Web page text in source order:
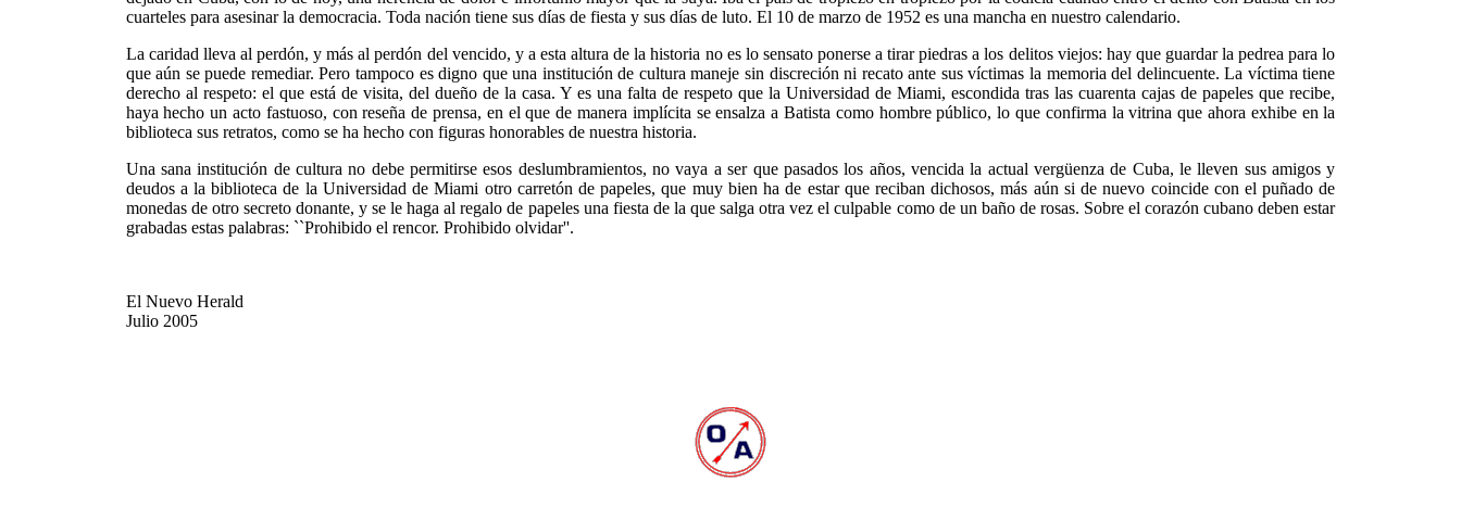
cuarteles para asesinar la democracia. Toda nación tiene sus días de fiesta y sus días de luto. El 10 de marzo de 1952 es una mancha en nuestro calendario.
La caridad lleva al perdón, y más al perdón del vencido, y a esta altura de la historia no es lo sensato ponerse a tirar piedras a los delitos viejos: hay que guardar la pedrea para lo
que aún se puede remediar. Pero tampoco es digno que una institución de cultura maneje sin discreción ni recato ante sus víctimas la memoria del delincuente. La víctima tiene
derecho al respeto: el que está de visita, del dueño de la casa. Y es una falta de respeto que la Universidad de Miami, escondida tras las cuarenta cajas de papeles que recibe,
haya hecho un acto fastuoso, con reseña de prensa, en el que de manera implícita se ensalza a Batista como hombre público, lo que confirma la vitrina que ahora exhibe en la
biblioteca sus retratos, como se ha hecho con figuras honorables de nuestra historia.
Una sana institución de cultura no debe permitirse esos deslumbramientos, no vaya a ser que pasados los años, vencida la actual vergüenza de Cuba, le lleven sus amigos y
deudos a la biblioteca de la Universidad de Miami otro carretón de papeles, que muy bien ha de estar que reciban dichosos, más aún si de nuevo coincide con el puñado de
monedas de otro secreto donante, y se le haga al regalo de papeles una fiesta de la que salga otra vez el culpable como de un baño de rosas. Sobre el corazón cubano deben estar
grabadas estas palabras: ``Prohibido el rencor. Prohibido olvidar''.
El Nuevo Herald
Julio 2005